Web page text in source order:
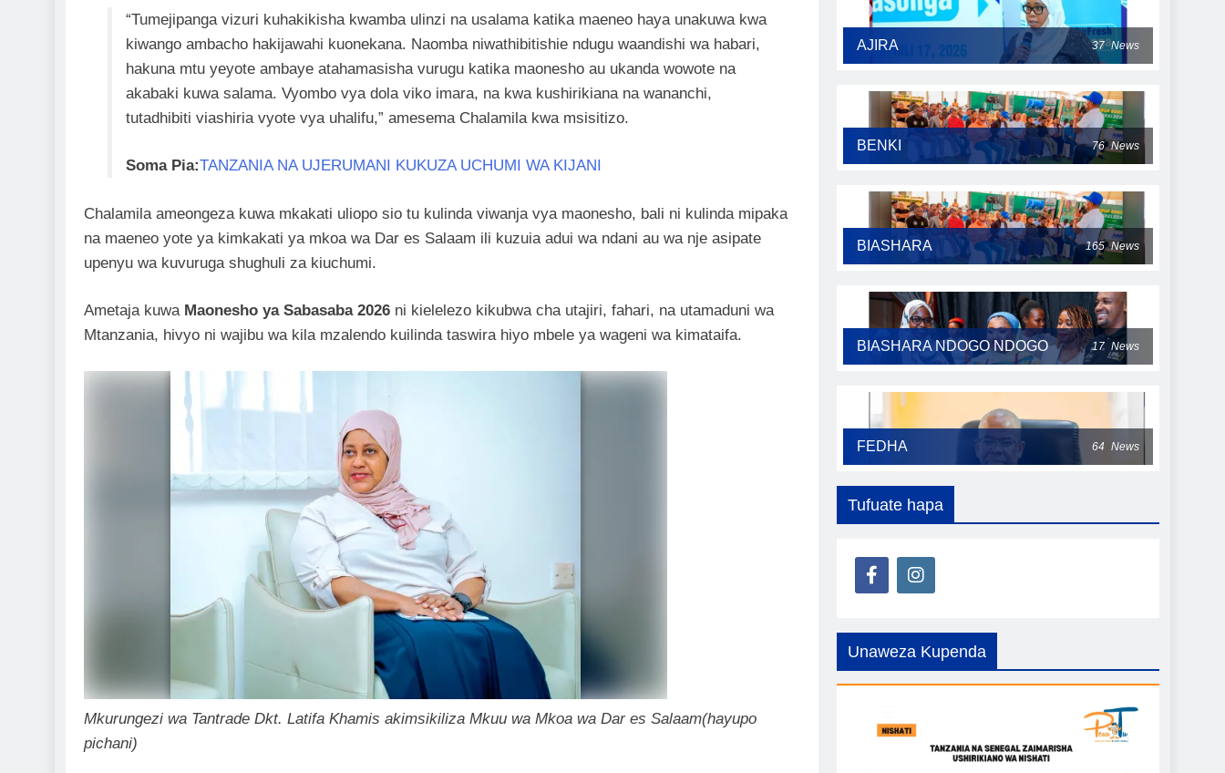
“Tumejipanga vizuri kuhakikisha kwamba ulinzi na usalama katika maeneo haya unakuwa kwa
kiwango ambacho hakijawahi kuonekana. Naomba niwathibitishie ndugu waandishi wa habari,
hakuna mtu yeyote ambaye atahamasisha vurugu katika maonesho au ukanda wowote na
akabaki kuwa salama. Vyombo vya dola viko imara, na kwa kushirikiana na wananchi,
tutadhibiti viashiria vyote vya uhalifu,” amesema Chalamila kwa msisitizo.
Soma Pia:TANZANIA NA UJERUMANI KUKUZA UCHUMI WA KIJANI
Chalamila ameongeza kuwa mkakati uliopo sio tu kulinda viwanja vya maonesho, bali ni kulinda mipaka
na maeneo yote ya kimkakati ya mkoa wa Dar es Salaam ili kuzuia adui wa ndani au wa nje asipate
upenyu wa kuvuruga shughuli za kiuchumi.
Ametaja kuwa Maonesho ya Sabasaba 2026 ni kielelezo kikubwa cha utajiri, fahari, na utamaduni wa
Mtanzania, hivyo ni wajibu wa kila mzalendo kuilinda taswira hiyo mbele ya wageni wa kimataifa.
Mkurungezi wa Tantrade Dkt. Latifa Khamis akimsikiliza Mkuu wa Mkoa wa Dar es Salaam(hayupo
pichani)
AJIRA 37 News
BENKI 76 News
BIASHARA 165 News
BIASHARA NDOGO NDOGO 17 News
FEDHA 64 News
Tufuate hapa
Unaweza Kupenda